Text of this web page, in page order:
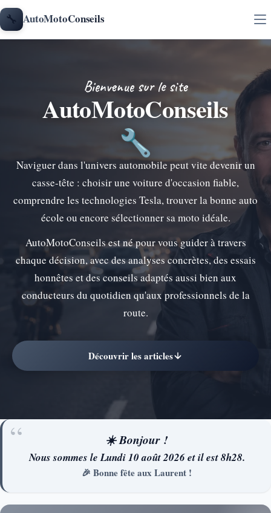
Aller au contenu
🔧 AutoMotoConseils
Bienvenue sur le site
AutoMotoConseils
🔧
Naviguer dans l'univers automobile peut vite devenir un
casse-tête : choisir une voiture d'occasion fiable,
comprendre les technologies Tesla, trouver la bonne auto
école ou encore sélectionner sa moto idéale.
AutoMotoConseils est né pour vous guider à travers
chaque décision, avec des analyses concrètes, des essais
honnêtes et des conseils adaptés aussi bien aux
conducteurs du quotidien qu'aux professionnels de la
route.
Découvrir les articles
☀️ Bonjour !
Nous sommes le Lundi 10 août 2026 et il est 8h28.
🎉 Bonne fête aux Laurent !